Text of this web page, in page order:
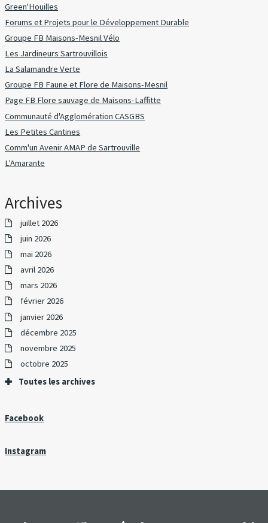
Green'Houilles
Forums et Projets pour le Développement Durable
Groupe FB Maisons-Mesnil Vélo
Les Jardineurs Sartrouvillois
La Salamandre Verte
Groupe FB Faune et Flore de Maisons-Mesnil
Page FB Flore sauvage de Maisons-Laffitte
Communauté d'Agglomération CASGBS
Les Petites Cantines
Comm'un Avenir AMAP de Sartrouville
L'Amarante
Archives
juillet 2026
juin 2026
mai 2026
avril 2026
mars 2026
février 2026
janvier 2026
décembre 2025
novembre 2025
octobre 2025
Toutes les archives
Facebook
Instagram